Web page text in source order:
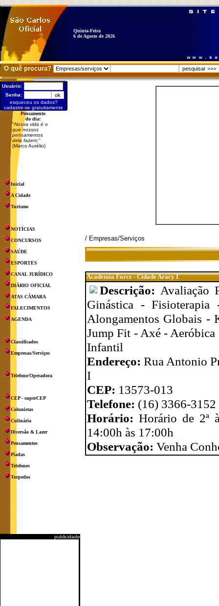
Quinta-Feira
6 de Agosto de 2026
O quê procura?
Usuário:
Senha:
esqueceu os dados?
cadastre-se gratuitamente
Pensamento
do dia:
"Nossa vida é o
que nossos
pensamentos
dela fazem. "
(Marco Aurélio)
Inicial
A Cidade
Turismo
NOTÍCIAS
CONCURSOS
SAÚDE
ESPORTES
CANAL JURÍDICO
DIÁRIO OFICIAL
ATAS CÂMARA
FALECIMENTOS
AGENDA
Classificados
Empresas/Serviços
Telefone/Operadora
CEP - superCEP
Colunistas
Culinária
Diversão & Lazer
Pensamentos
Piadas
Telefones
Torpedos
publicidade
/ Empresas/Serviços
Academia Force - Cidade Aracy I
Descrição: Avaliação
Ginástica -
Alongamentos Globais -
Jump Fit - Axé - Aeróbica
Infantil
Endereço: Rua Antonio
I
CEP: 13573-013
Telefone: (16) 3366-3152
Horário: Horário de 2ª
14:00h às 17:00h
Observação: Venha